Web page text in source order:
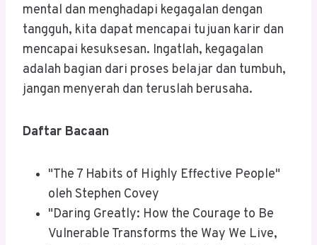
mental dan menghadapi kegagalan dengan
tangguh, kita dapat mencapai tujuan karir dan
mencapai kesuksesan. Ingatlah, kegagalan
adalah bagian dari proses belajar dan tumbuh,
jangan menyerah dan teruslah berusaha.
Daftar Bacaan
"The 7 Habits of Highly Effective People"
oleh Stephen Covey
"Daring Greatly: How the Courage to Be
Vulnerable Transforms the Way We Live,